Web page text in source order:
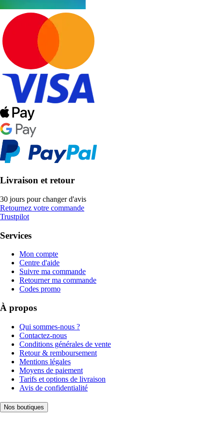
Livraison et retour
30 jours pour changer d'avis
Retournez votre commande
Trustpilot
Services
Mon compte
Centre d'aide
Suivre ma commande
Retourner ma commande
Codes promo
À propos
Qui sommes-nous ?
Contactez-nous
Conditions générales de vente
Retour & remboursement
Mentions légales
Moyens de paiement
Tarifs et options de livraison
Avis de confidentialité
Nos boutiques